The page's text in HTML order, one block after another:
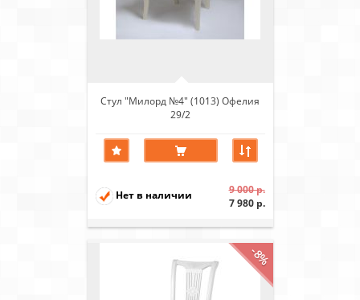
Стул "Милорд №4" (1013) Офелия
29/2
Нет в наличии
9 000 р.
7 980 р.
-8%